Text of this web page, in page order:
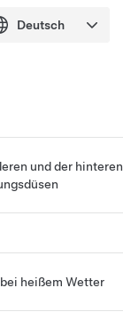
und der hinteren
heißem Wetter